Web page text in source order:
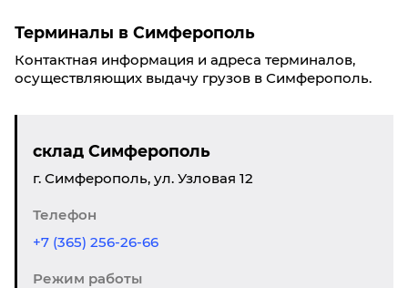
Терминалы в Симферополь
Контактная информация и адреса терминалов,
осуществляющих выдачу грузов в Симферополь.
склад Симферополь
г. Симферополь, ул. Узловая 12
Телефон
+7 (365) 256-26-66
Режим работы